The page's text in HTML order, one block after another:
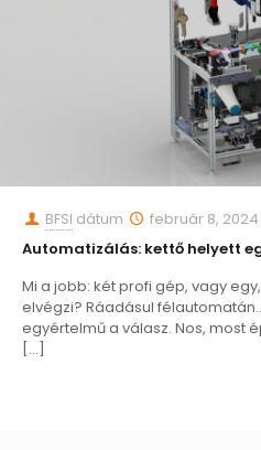
BFSI dátum
február 8, 2024
Automatizálás: kettő helyett
Mi a jobb: két profi gép, vagy
elvégzi? Ráadásul
egyértelmű a válasz. Nos, most
[…]